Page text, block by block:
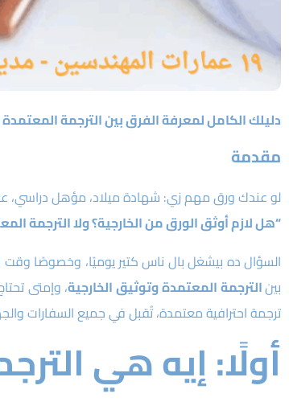
دليلك الكامل لمعرفة الفرق بين الترجمة
مقدمة
لو عندك ورق مهم زي: شهادة ميلاد، مؤهل دراسي،
“هل لازم أوثق الورق من الخارجية؟ ولا الترجمة
السؤال ده بيشغل بال ناس كتير يوميًا، وخصوصًا
بينالترجمة المعتمدةوتوثيق الخارجية، وإمتى
ترجمة احترافية معتمدة، تُقبل في جميع السفارات
أولًا: إيه هي